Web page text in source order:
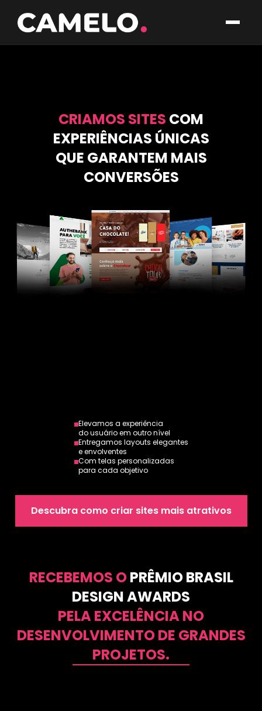
CRIAMOS SITES COM
EXPERIÊNCIAS ÚNICAS
QUE GARANTEM MAIS
CONVERSÕES
Elevamos a experiência
do usuário em outro nível
Entregamos layouts elegantes
e envolventes
Com telas personalizadas
para cada objetivo
Descubra como criar sites mais atrativos
RECEBEMOS OPRÊMIO BRASIL
DESIGN AWARDS
PELA EXCELÊNCIA NO
DESENVOLVIMENTO DE GRANDES
PROJETOS.